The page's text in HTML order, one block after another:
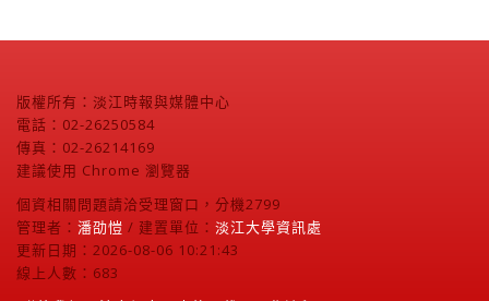
版權所有：淡江時報與媒體中心
電話：02-26250584
傳真：02-26214169
建議使用 Chrome 瀏覽器
個資相關問題請洽受理窗口，分機2799
管理者： 潘劭愷 / 建置單位： 淡江大學資訊處
更新日期：2026-08-06 10:21:43
線上人數：683